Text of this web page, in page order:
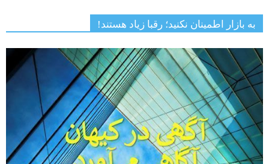
به بازار اطمینان نکنید؛ رقبا زیاد هستند!